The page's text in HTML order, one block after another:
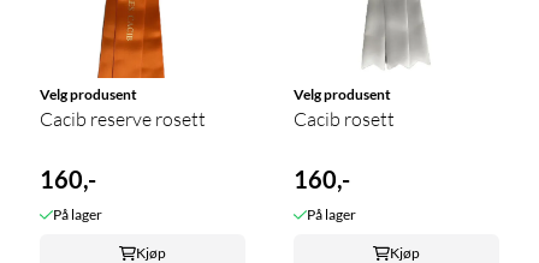
Velg produsent
Cacib reserve rosett
160,-
På lager
Kjøp
Velg produsent
Cacib rosett
160,-
På lager
Kjøp